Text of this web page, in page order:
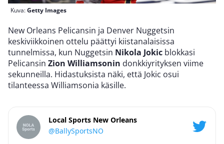
Kuva:Getty Images
New Orleans Pelicansin ja Denver Nuggetsin
keskiviikkoinen ottelu päättyi kiistanalaisissa
tunnelmissa, kun Nuggetsin Nikola Jokic blokkasi
Pelicansin Zion Williamsonin donkkiyrityksen viime
sekunneilla. Hidastuksista näki, että Jokic osui
tilanteessa Williamsonia käsille.
Local Sports New Orleans
@BallySportsNO